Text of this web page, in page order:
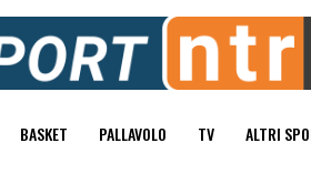
BASKET PALLAVOLO TV ALTRI